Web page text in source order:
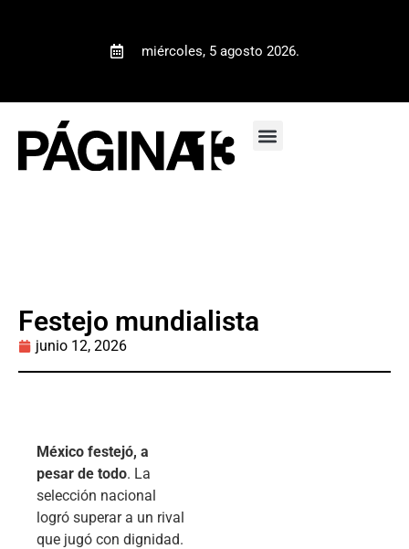
miércoles, 5 agosto 2026.
Festejo mundialista
junio 12, 2026
México festejó, a
pesar de todo. La
selección nacional
logró superar a un rival
que jugó con dignidad.